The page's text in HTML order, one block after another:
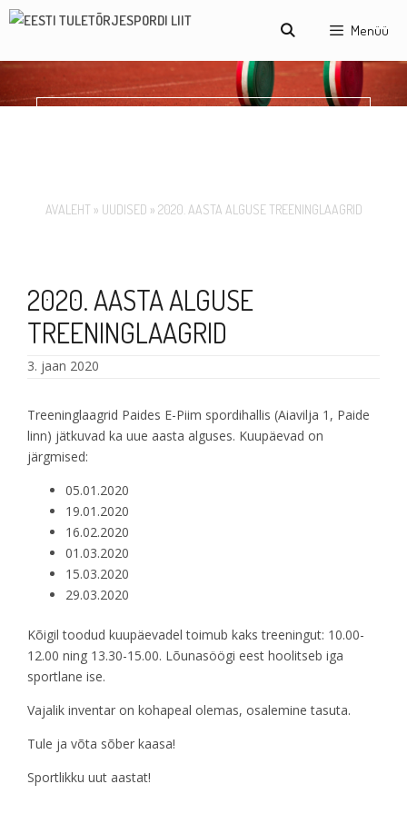
Skip
Menüü
AVALEHT» UUDISED » 2020. AASTA ALGUSE TREENINGLAAGRID
2020. AASTA ALGUSE
TREENINGLAAGRID
3. jaan 2020
Treeninglaagrid Paides E-Piim spordihallis (Aiavilja 1, Paide
linn) jätkuvad ka uue aasta alguses. Kuupäevad on
järgmised:
05.01.2020
19.01.2020
16.02.2020
01.03.2020
15.03.2020
29.03.2020
Kõigil toodud kuupäevadel toimub kaks treeningut: 10.00-
12.00 ning 13.30-15.00. Lõunasöögi eest hoolitseb iga
sportlane ise.
Vajalik inventar on kohapeal olemas, osalemine tasuta.
Tule ja võta sõber kaasa!
Sportlikku uut aastat!